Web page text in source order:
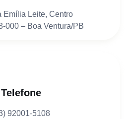
Emília Leite, Centro
000 – Boa Ventura/PB
Telefone
92001-5108